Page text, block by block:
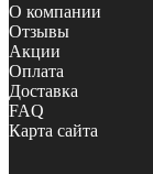
О компании
Отзывы
Акции
Оплата
Доставка
FAQ
Карта сайта